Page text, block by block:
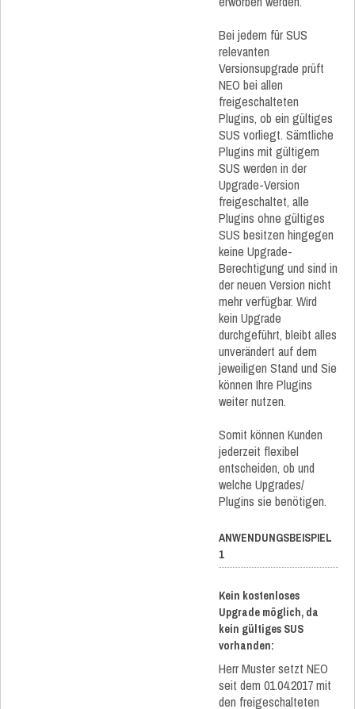
Bei jedem für SUS
relevanten
Versionsupgrade prüft
NEO bei allen
freigeschalteten
Plugins, ob ein gültiges
SUS vorliegt. Sämtliche
Plugins mit gültigem
SUS werden in der
Upgrade-Version
freigeschaltet, alle
Plugins ohne gültiges
SUS besitzen hingegen
keine Upgrade-
Berechtigung und sind in
der neuen Version nicht
mehr verfügbar. Wird
kein Upgrade
durchgeführt, bleibt alles
unverändert auf dem
jeweiligen Stand und Sie
können Ihre Plugins
weiter nutzen.
Somit können Kunden
jederzeit flexibel
entscheiden, ob und
welche Upgrades/
Plugins sie benötigen.
ANWENDUNGSBEISPIEL
1
Kein kostenloses
Upgrade möglich, da
kein gültiges SUS
vorhanden:
Herr Muster setzt NEO
seit dem 01.04.2017 mit
den freigeschalteten